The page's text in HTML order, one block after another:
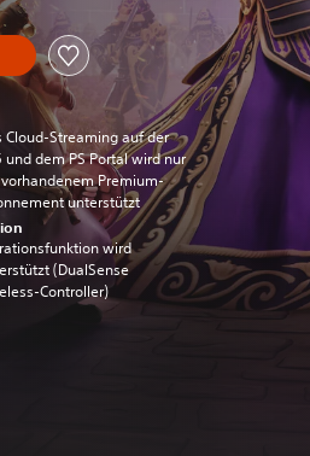
Cloud-Streaming auf der
und dem PS Portal wird nur
Premium-
unterstützt
wird
(DualSense
Controller)